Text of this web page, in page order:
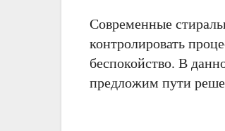
Современные
контролировать
беспокойство. В
предложим пути